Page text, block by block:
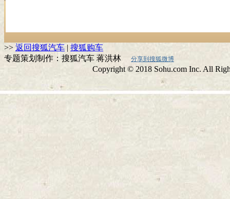
>> 返回搜狐汽车| 搜狐购车
专题策划制作：搜狐汽车 蒋洪林
分享到搜狐微博
Copyright © 2018 Sohu.com Inc. All